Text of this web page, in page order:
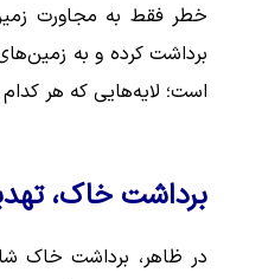
خطر فقط به مجاورت
برداشت کرده و به
است؛ لایه‌هایی که هر
برداشت خاک،
در ظاهر، برداشت خاک